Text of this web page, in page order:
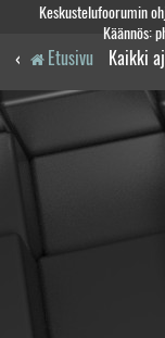
Keskustelufoorumin
Käännös:
Etusivu Kaikki